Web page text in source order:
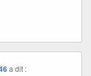
a dit :